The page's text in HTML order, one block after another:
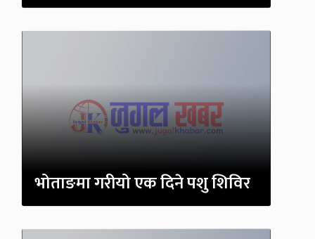
भोताङमा गरीयो एक दिने पशु शिविर